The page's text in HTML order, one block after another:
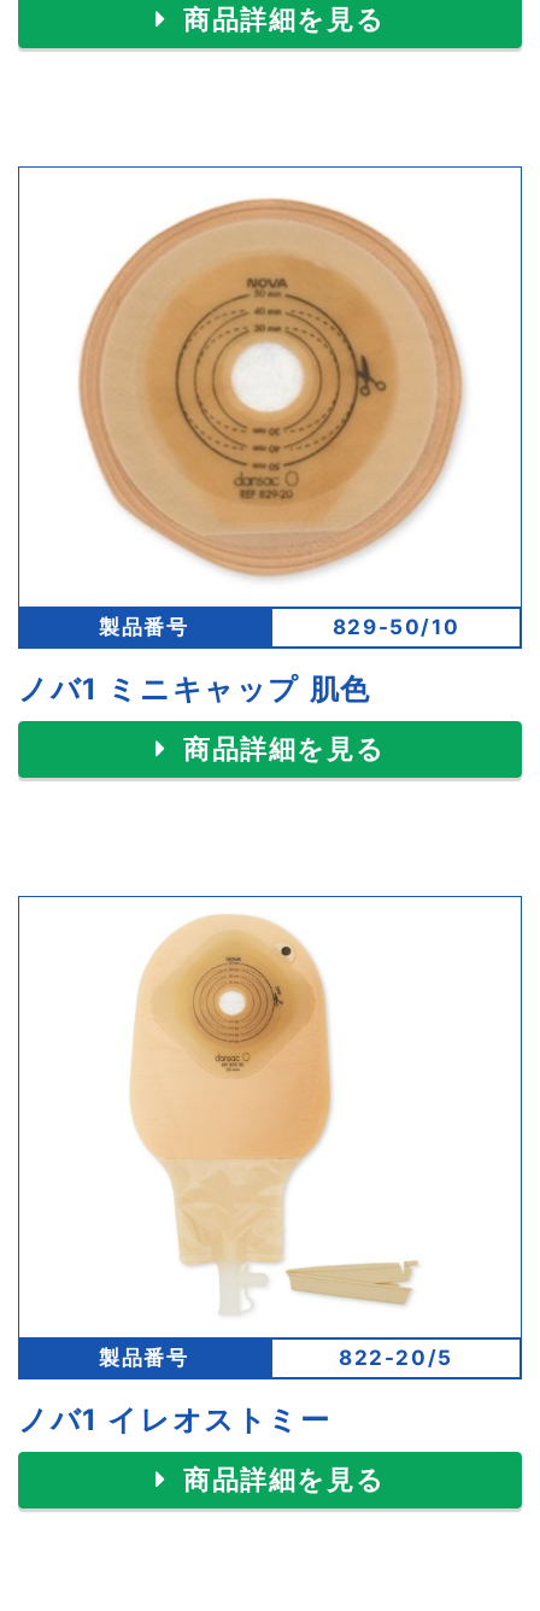
商品詳細を見る
製品番号 829-50/10
ノバ1 ミニキャップ 肌色
商品詳細を見る
製品番号 822-20/5
ノバ1 イレオストミー
商品詳細を見る